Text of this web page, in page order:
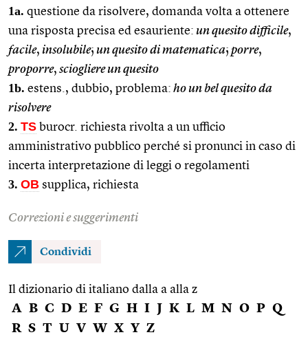
1a. questione da risolvere, domanda volta a ottenere
una risposta precisa ed esauriente: un quesito difficile,
facile, insolubile; un quesito di matematica; porre,
proporre, sciogliere un quesito
1b. estens., dubbio, problema: ho un bel quesito da
risolvere
2. TS burocr. richiesta rivolta a un ufficio
amministrativo pubblico perché si pronunci in caso di
incerta interpretazione di leggi o regolamenti
3. OB supplica, richiesta
Correzioni e suggerimenti
Condividi
Il dizionario di italiano dalla a alla z
A B C D E F G H I J K L M N O P Q
R S T U V W X Y Z